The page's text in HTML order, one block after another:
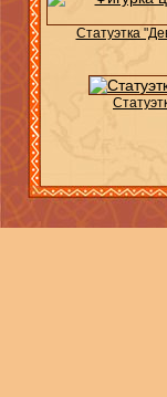
Статуэтка